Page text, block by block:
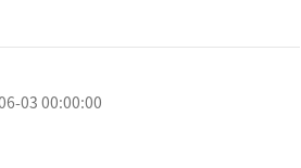
03 00:00:00